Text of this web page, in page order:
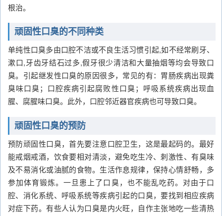
根治。
顽固性口臭的不同种类
单纯性口臭多由口腔不洁或不良生活习惯引起,如不经常刷牙、
漱口,牙齿牙结石过多,假牙很少清洁和大量抽烟等均会导致口
臭。引起继发性口臭的原因很多，常见的有：胃肠疾病出现粪
臭味口臭；口腔疾病引起腐败性口臭；呼吸系统疾病出现血
腥、腐腥味口臭。此外，口腔邻近器官疾病也可导致口臭。
顽固性口臭的预防
预防顽固性口臭，首先要注意口腔卫生，这是最起码的。最好
能戒烟戒酒，饮食要相对清淡，避免吃生冷、刺激性、有臭味
及不易消化或油腻的食物。生活作息规律，保持心情舒畅，多
参加体育锻炼。一旦患上了口臭，也不能乱吃药。对由于口
腔、消化系统、呼吸系统等疾病引起的口臭，要找到相应疾病
对症下药。有些人认为口臭是内火旺，自作主张地吃一些清热